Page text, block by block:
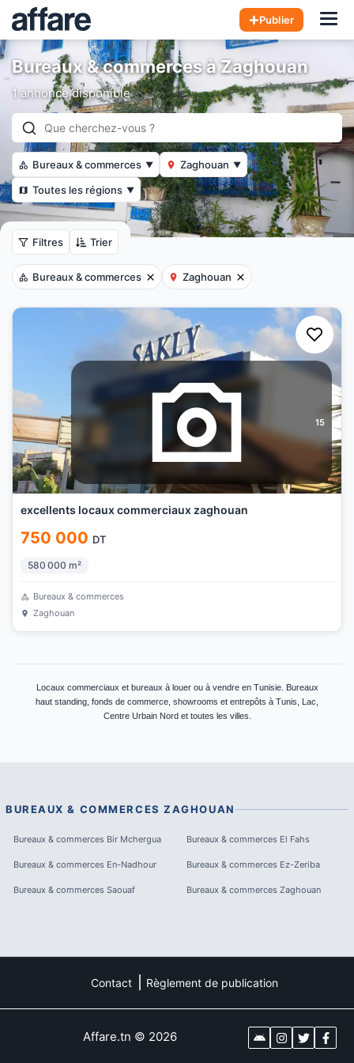
Publier
Bureaux & commerces à Zaghouan
1 annonce disponible
Bureaux & commerces ▼ Zaghouan ▼
Toutes les régions ▼
Filtres Trier
Bureaux & commerces Zaghouan
15
excellents locaux commerciaux zaghouan
750 000 DT
580 000 m²
Bureaux & commerces
Zaghouan
Locaux commerciaux et bureaux à louer ou à vendre en Tunisie. Bureaux
haut standing, fonds de commerce, showrooms et entrepôts à Tunis, Lac,
Centre Urbain Nord et toutes les villes.
BUREAUX & COMMERCES ZAGHOUAN
Bureaux & commerces Bir Mchergua Bureaux & commerces El Fahs
Bureaux & commerces En-Nadhour Bureaux & commerces Ez-Zeriba
Bureaux & commerces Saouaf Bureaux & commerces Zaghouan
Contact Règlement de publication
Affare.tn © 2026